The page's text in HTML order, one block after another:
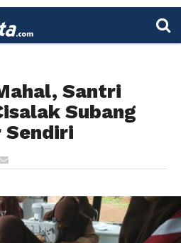
Santri
Subang
Sendiri